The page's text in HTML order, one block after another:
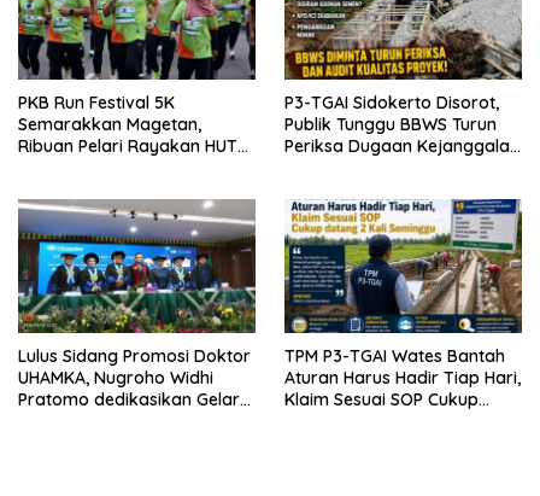
PKB Run Festival 5K
Semarakkan Magetan,
Ribuan Pelari Rayakan HUT
P3-TGAI Sidokerto Disorot,
Publik Tunggu BBWS Turun
Periksa Dugaan Kejanggalan
Lulus Sidang Promosi Doktor
UHAMKA, Nugroho Widhi
Pratomo dedikasikan Gelar
TPM P3-TGAI Wates Bantah
Aturan Harus Hadir Tiap Hari,
Klaim Sesuai SOP Cukup